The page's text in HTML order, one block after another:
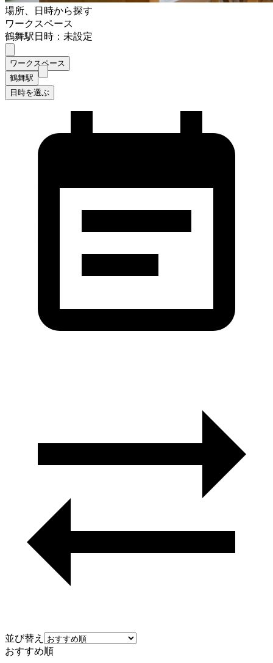
場所、日時から探す
ワークスペース
鶴舞駅日時：未設定
ワークスペース
鶴舞駅
日時を選ぶ
並び替え
おすすめ順